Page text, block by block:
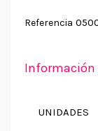
Referencia
Información
UNIDADES